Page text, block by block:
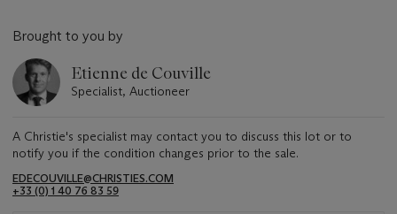
Brought to you by
Etienne de Couville
Specialist, Auctioneer
A Christie's specialist may contact you to discuss this lot or to
notify you if the condition changes prior to the sale.
EDECOUVILLE@CHRISTIES.COM
+33 (0) 1 40 76 83 59